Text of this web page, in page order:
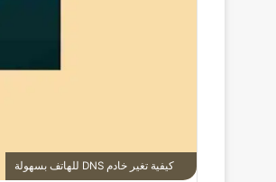
كيفية تغير خادم DNS للهاتف بسهولة